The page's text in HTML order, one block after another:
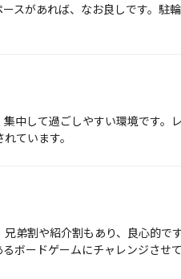
スがあれば、なお良しです。駐
中して過ごしやすい環境です。
ています。
弟割や紹介割もあり、良心的で
ボードゲームにチャレンジさせ